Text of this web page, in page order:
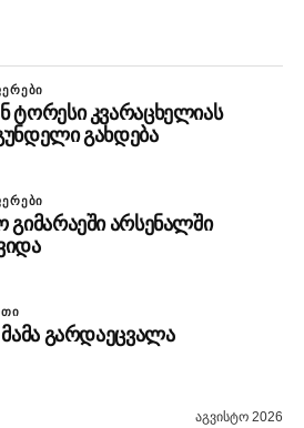
ტორესი კვარაცხელიას
გახდება
გიმარაეში არსენალში
მამა გარდაეცვალა
აგვისტო 2026